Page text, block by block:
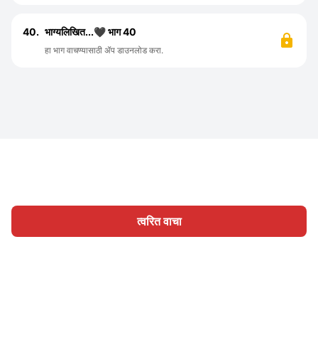
त्वरित वाचा
40. भाग्यलिखित...🖤 भाग 40
हा भाग वाचण्यासाठी ॲप डाउनलोड करा.
होम श्रेणी लिहा लेख साइन इन